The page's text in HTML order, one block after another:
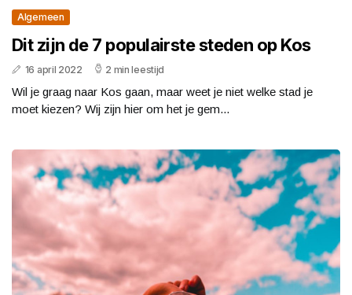
Algemeen
Dit zijn de 7 populairste steden op Kos
16 april 2022 2 min leestijd
Wil je graag naar Kos gaan, maar weet je niet welke stad je
moet kiezen? Wij zijn hier om het je gem...